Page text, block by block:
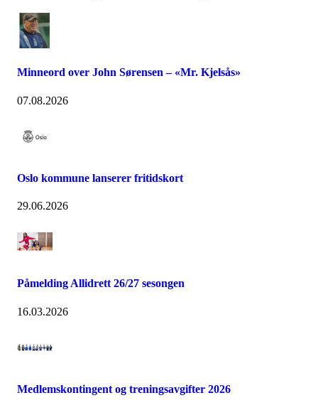
Minneord over John Sørensen – «Mr. Kjelsås»
07.08.2026
Oslo kommune lanserer fritidskort
29.06.2026
Påmelding Allidrett 26/27 sesongen
16.03.2026
Medlemskontingent og treningsavgifter 2026